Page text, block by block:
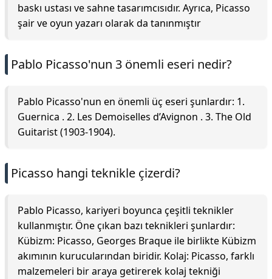
baskı ustası ve sahne tasarımcısıdır. Ayrıca, Picasso
şair ve oyun yazarı olarak da tanınmıştır
Pablo Picasso'nun 3 önemli eseri nedir?
Pablo Picasso'nun en önemli üç eseri şunlardır: 1.
Guernica . 2. Les Demoiselles d’Avignon . 3. The Old
Guitarist (1903-1904).
Picasso hangi teknikle çizerdi?
Pablo Picasso, kariyeri boyunca çeşitli teknikler
kullanmıştır. Öne çıkan bazı teknikleri şunlardır:
Kübizm: Picasso, Georges Braque ile birlikte Kübizm
akımının kurucularından biridir. Kolaj: Picasso, farklı
malzemeleri bir araya getirerek kolaj tekniği